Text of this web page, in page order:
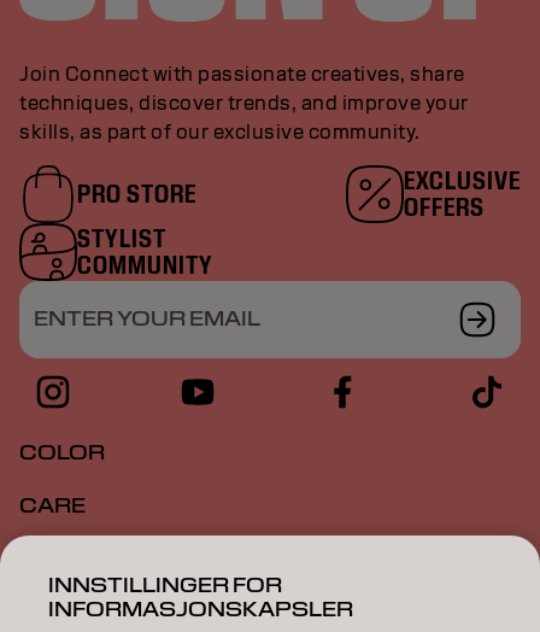
Join Connect with passionate creatives, share
techniques, discover trends, and improve your
skills, as part of our exclusive community.
PRO STORE
EXCLUSIVE
OFFERS
STYLIST
COMMUNITY
ENTER YOUR EMAIL
COLOR
CARE
STYLING
INNSTILLINGER FOR
INFORMASJONSKAPSLER